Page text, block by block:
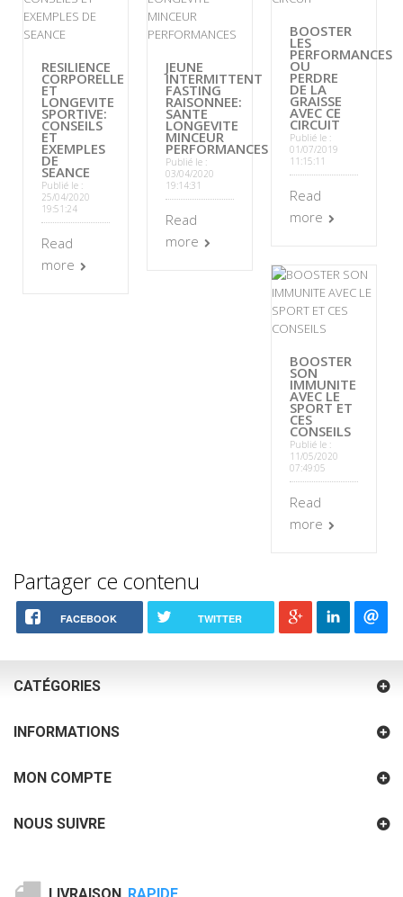
RESILIENCE
CORPORELLE
ET
LONGEVITE
SPORTIVE:
CONSEILS
ET
EXEMPLES
DE
SEANCE
Publié le :
25/04/2020
19:51:24
Read
more
JEUNE
INTERMITTENT
FASTING
RAISONNEE:
SANTE
LONGEVITE
MINCEUR
PERFORMANCES
Publié le :
03/04/2020
19:14:31
Read
more
BOOSTER
LES
PERFORMANCES
OU
PERDRE
DE LA
GRAISSE
AVEC CE
CIRCUIT
Publié le :
01/07/2019
11:15:11
Read
more
BOOSTER
SON
IMMUNITE
AVEC LE
SPORT ET
CES
CONSEILS
Publié le :
11/05/2020
07:49:05
Read
more
Partager ce contenu
FACEBOOK TWITTER
CATÉGORIES
INFORMATIONS
MON COMPTE
NOUS SUIVRE